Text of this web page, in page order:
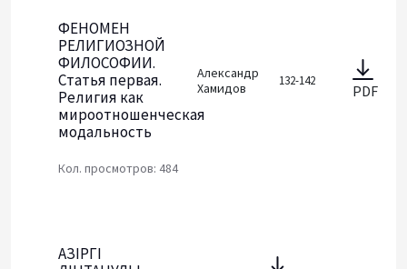
ФЕНОМЕН
РЕЛИГИОЗНОЙ
ФИЛОСОФИИ.
Статья первая.
Религия как
мироотношенческая
модальность
Александр
Хамидов
132-142
PDF
Кол. просмотров: 484
ҚАЗІРГІ